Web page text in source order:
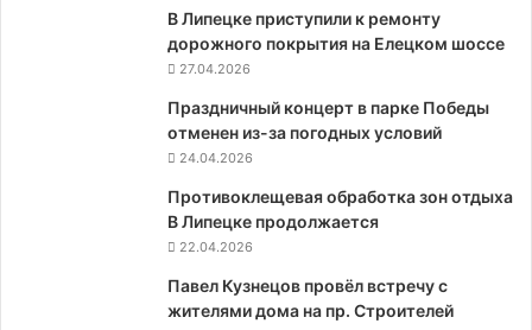
В Липецке приступили к ремонту
дорожного покрытия на Елецком шоссе
27.04.2026
Праздничный концерт в парке Победы
отменен из-за погодных условий
24.04.2026
Противоклещевая обработка зон отдыха
В Липецке продолжается
22.04.2026
Павел Кузнецов провёл встречу с
жителями дома на пр. Строителей